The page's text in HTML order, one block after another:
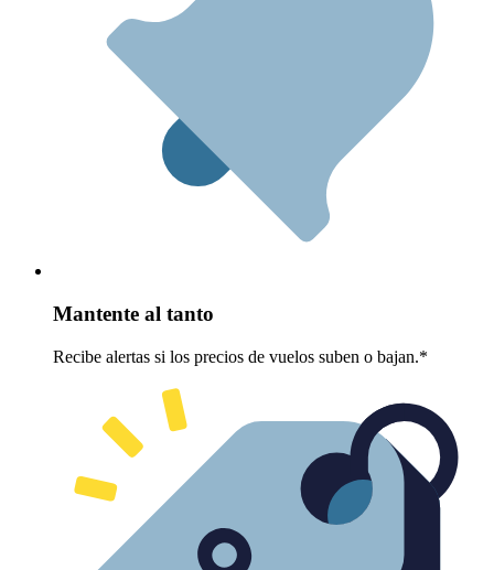
Mantente al tanto
Recibe alertas si los precios de vuelos suben o bajan.*